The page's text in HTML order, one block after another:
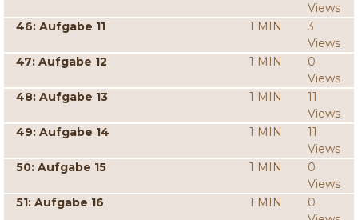
Views
46: Aufgabe 11
1 MIN
3
Views
47: Aufgabe 12
1 MIN
0
Views
48: Aufgabe 13
1 MIN
11
Views
49: Aufgabe 14
1 MIN
11
Views
50: Aufgabe 15
1 MIN
0
Views
51: Aufgabe 16
1 MIN
0